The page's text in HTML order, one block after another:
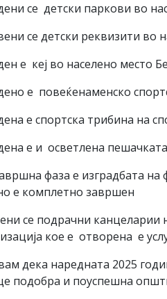
се детски паркови во
се детски реквизити во
е кеј во населено место
е повеќенаменско
е спортска трибина на
е и осветлена
фаза е изградбата
е комплетно завршен
се подрачни
кое е отворена е
дека наредната 2025
подобра и поуспешна